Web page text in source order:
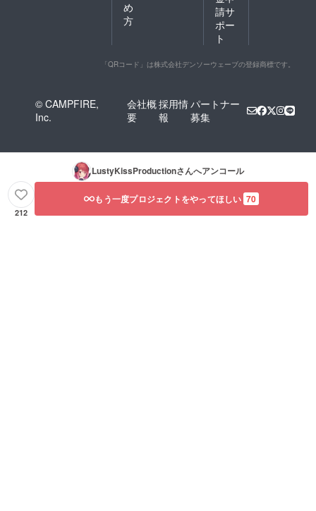
けでき
す。
（著し
反する
等）
たしま
る場合
は備考
せくだ
（セリ
100文字
以内）
からの
エスト
可）
子」様
で収録
ただく
お礼ボ
イラス
声優
「あか
のサイ
入った
す。
（イラ
め
方
請サ
ポー
ト
「QRコード」は株式会社デンソーウェーブの登録商標です。
© CAMPFIRE,
Inc.
会社概
要
採用情
報
パートナー
募集
LustyKissProductionさんへアンコール
212
もう一度プロジェクトをやってほしい 70